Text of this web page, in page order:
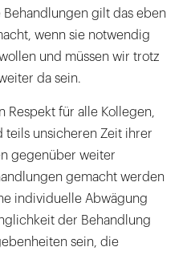
gilt das eben
wenn sie notwendig
und müssen wir trotz
da sein.
Respekt für alle Kollegen,
unsicheren Zeit ihrer
gegenüber weiter
gemacht werden
individuelle Abwägung
der Behandlung
sein, die